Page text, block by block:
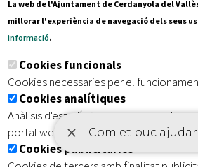
Subscriu-te al nostre butlletí
Inici | Avís legal | Protecció de
| Accessibilitat
La web de l'Ajuntament de Cerdanyola del
millorar l'experiència de navegació dels seus
informació.
Cookies funcionals
Cookies necessaries per el
Cookies analítiques
Anàlisis d'estadístiques que permeten
portal web
Cookies publicitàries